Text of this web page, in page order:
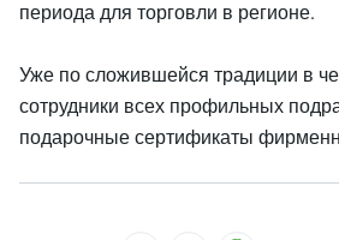
периода для торговли в регионе.
Уже по сложившейся традиции в
сотрудники всех профильных
подарочные сертификаты